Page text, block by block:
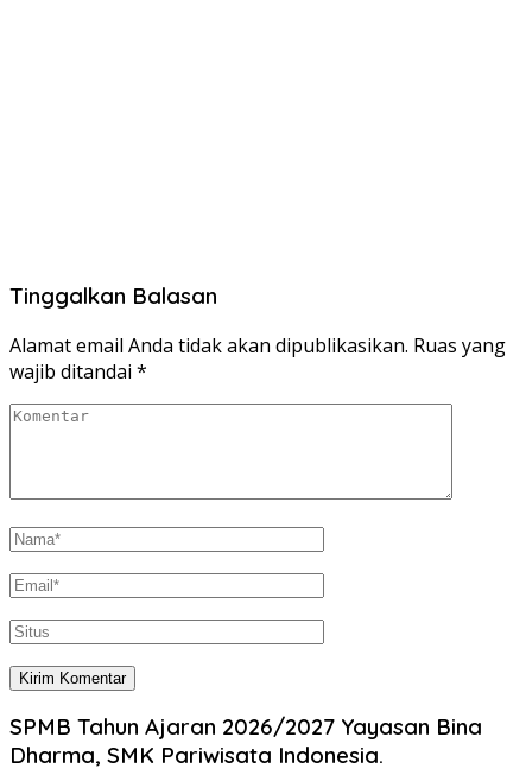
Tinggalkan Balasan
Alamat email Anda tidak akan dipublikasikan. Ruas yang
wajib ditandai *
SPMB Tahun Ajaran 2026/2027 Yayasan Bina
Dharma, SMK Pariwisata Indonesia.